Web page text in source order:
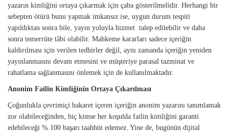
yazarın kimliğini ortaya çıkarmak için çaba gösterilmelidir. Herhangi bir
sebepten ötürü bunu yapmak imkansız ise, uygun durum tespiti
yapıldıktan sonra bile, yayın yoluyla hizmet talep edilebilir ve daha
sonra temerrüte tâbi olabilir. Mahkeme kararları sadece içeriğin
kaldırılması için verilen tedbirler değil, aynı zamanda içeriğin yeniden
yayınlanmasını devam etmesini ve müşteriye parasal tazminat ve
rahatlama sağlanmasını önlemek için de kullanılmaktadır.
Anonim Failin Kimliğinin Ortaya Çıkarılması
Çoğunlukla çevrimiçi hakaret içeren içeriğin anonim yazarını tanımlamak
zor olabileceğinden, hiç kimse her koşulda failin kimliğini garanti
edebileceği % 100 başarı taahhüt edemez. Yine de, bugünün dijital